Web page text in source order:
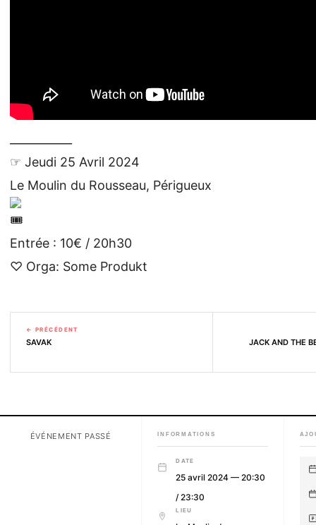
☞ Jeudi 25 Avril 2024
Le Moulin du Rousseau, Périgueux
Entrée : 10€ / 20h30
♡ Orga: Some Produkt
← PRÉCÉDENT
SAVAK JACK AND THE
ÉVÉNEMENT PASSÉ INFORMATIONS
DATE
25 avril 2024 — 20:30
/ 23:30
LIEU